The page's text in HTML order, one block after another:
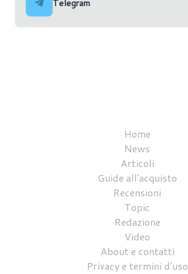
Telegram
Home
News
Articoli
Guide all'acquisto
Recensioni
Topic
Redazione
Video
About e contatti
Privacy e termini d'uso